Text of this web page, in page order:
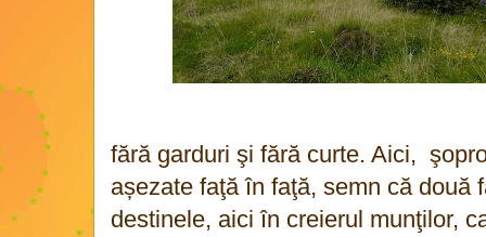
fără garduri şi fără curte. Aici,
așezate faţă în faţă, semn că două
destinele, aici în creierul munţilor,